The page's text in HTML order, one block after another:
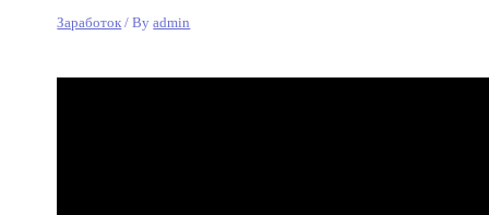
Заработок / Byadmin